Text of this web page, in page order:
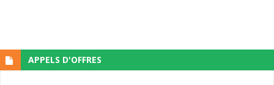
APPELS D'OFFRES